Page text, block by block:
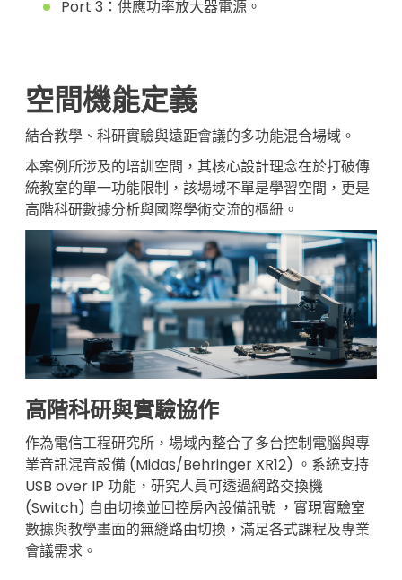
Port 3：供應功率放大器電源。
空間機能定義
結合教學、科研實驗與遠距會議的多功能混合場域。
本案例所涉及的培訓空間，其核心設計理念在於打破傳
統教室的單一功能限制，該場域不單是學習空間，更是
高階科研數據分析與國際學術交流的樞紐。
高階科研與實驗協作
作為電信工程研究所，場域內整合了多台控制電腦與專
業音訊混音設備 (Midas/Behringer XR12) 。系統支持
USB over IP 功能，研究人員可透過網路交換機
(Switch) 自由切換並回控房內設備訊號 ，實現實驗室
數據與教學畫面的無縫路由切換，滿足各式課程及專業
會議需求。